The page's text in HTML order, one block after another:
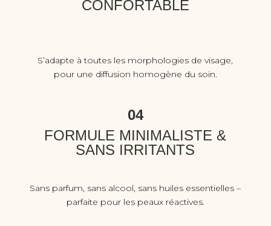
CONFORTABLE
S’adapte à toutes les morphologies de visage,
pour une diffusion homogène du soin.
04
FORMULE MINIMALISTE &
SANS IRRITANTS
Sans parfum, sans alcool, sans huiles essentielles –
parfaite pour les peaux réactives.